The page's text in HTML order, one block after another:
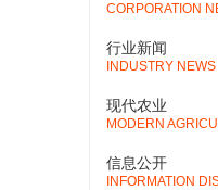
CORPORATION
行业新闻
INDUSTRY NEWS
现代农业
MODERN
信息公开
INFORMATION